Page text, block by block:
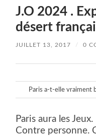
J.O 2024 .
désert
JUILLET 13, 2017 / 0
Paris a-t-elle vraiment
Paris aura les
Contre personne.